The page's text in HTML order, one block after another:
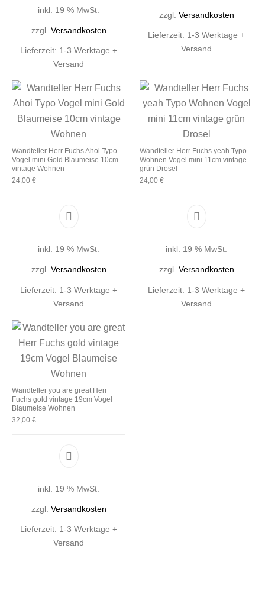
inkl. 19 % MwSt.
zzgl. Versandkosten
Lieferzeit: 1-3 Werktage +
Versand
zzgl. Versandkosten
Lieferzeit: 1-3 Werktage +
Versand
Wandteller Herr Fuchs Ahoi Typo
Vogel mini Gold Blaumeise 10cm
vintage Wohnen
24,00 €
inkl. 19 % MwSt.
zzgl. Versandkosten
Lieferzeit: 1-3 Werktage +
Versand
Wandteller Herr Fuchs yeah Typo
Wohnen Vogel mini 11cm vintage
grün Drosel
24,00 €
inkl. 19 % MwSt.
zzgl. Versandkosten
Lieferzeit: 1-3 Werktage +
Versand
Wandteller you are great Herr
Fuchs gold vintage 19cm Vogel
Blaumeise Wohnen
32,00 €
inkl. 19 % MwSt.
zzgl. Versandkosten
Lieferzeit: 1-3 Werktage +
Versand